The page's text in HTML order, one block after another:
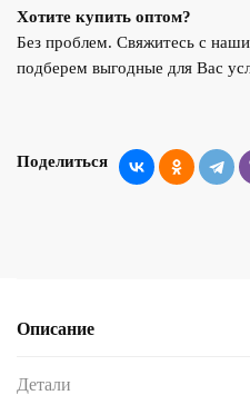
Хотите купить оптом?
Без проблем. Свяжитесь с
подберем выгодные для Вас
Поделиться
Описание
Детали